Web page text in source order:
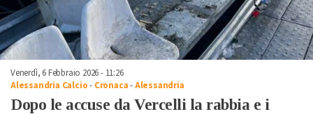
Venerdì, 6 Febbraio 2026 - 11:26
Alessandria Calcio- Cronaca-Alessandria
Dopo le accuse da Vercelli la rabbia e i